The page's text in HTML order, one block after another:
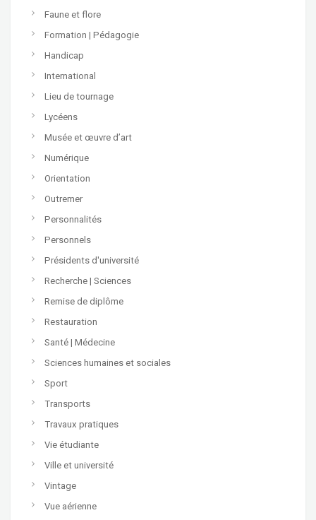
Faune et flore
Formation | Pédagogie
Handicap
International
Lieu de tournage
Lycéens
Musée et œuvre d’art
Numérique
Orientation
Outremer
Personnalités
Personnels
Présidents d'université
Recherche | Sciences
Remise de diplôme
Restauration
Santé | Médecine
Sciences humaines et sociales
Sport
Transports
Travaux pratiques
Vie étudiante
Ville et université
Vintage
Vue aérienne